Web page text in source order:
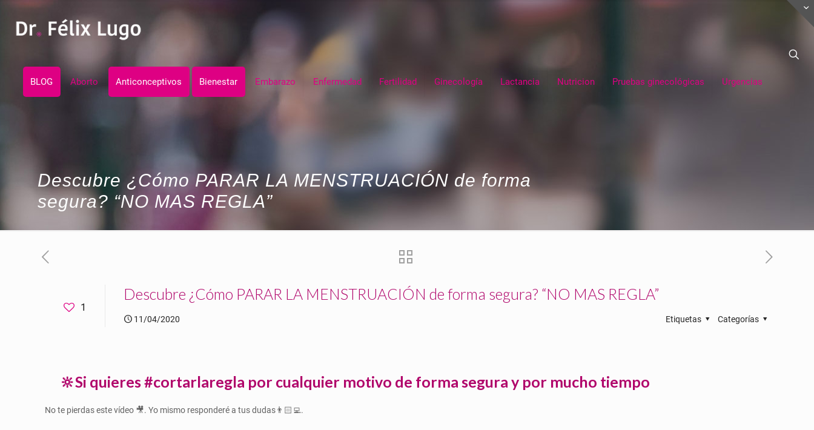
BLOG Aborto Anticonceptivos Bienestar Embarazo Enfermedad Fertilidad Ginecología Lactancia Nutricion Pruebas ginecológicas Urgencias
Descubre ¿Cómo PARAR LA MENSTRUACIÓN de forma
segura? “NO MAS REGLA”
1
Descubre ¿Cómo PARAR LA MENSTRUACIÓN de forma segura? “NO MAS REGLA”
11/04/2020 Categorías
Etiquetas
🔆Si quieres #cortarlaregla por cualquier motivo de forma segura y por mucho tiempo
No te pierdas este vídeo 🎥. Yo mismo responderé a tus dudas👨🏻‍💻.